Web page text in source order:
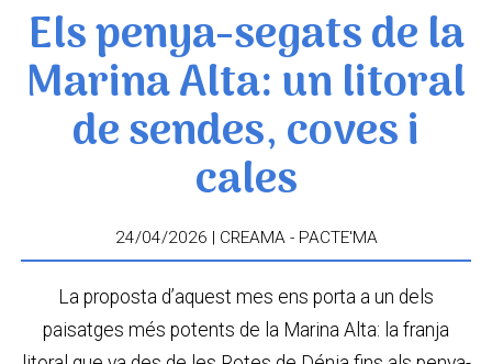
Els penya-segats de la
Marina Alta: un litoral
de sendes, coves i
cales
24/04/2026 | CREAMA - PACTE'MA
La proposta d’aquest mes ens porta a un dels
paisatges més potents de la Marina Alta: la franja